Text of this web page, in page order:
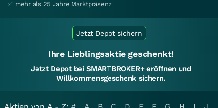
✅ mehr als 25 Jahre Marktpräsenz
Jetzt Depot sichern
Ihre Lieblingsaktie geschenkt!
Jetzt Depot bei SMARTBROKER+ eröffnen und
Willkommensgeschenk sichern.